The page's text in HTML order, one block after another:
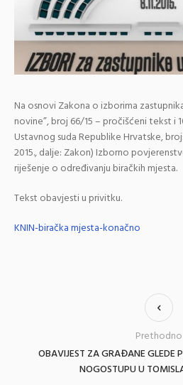
Na osnovi Zakona o izborima
novine”, broj 66/15 – pročišćeni tekst i
Ustavnog suda Republike Hrvatske,
2015., dalje: Zakon) Izborno
riješenje o određivanju biračkih mjesta.
Tekst obavjesti u privitku.
KNIN-biračka mjesta-konačno
OBAVIJEST ZA GRAĐANE GLEDE
NOGOSTUPU U
Prethodno